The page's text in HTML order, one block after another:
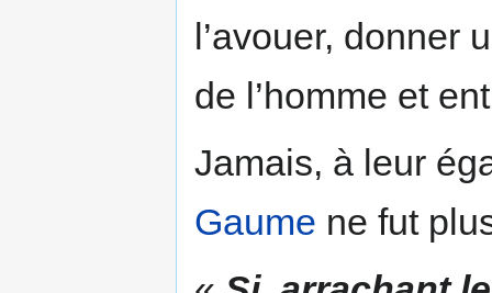
l’avouer, donner
de l’homme et
Jamais, à leur
Gaume ne fut